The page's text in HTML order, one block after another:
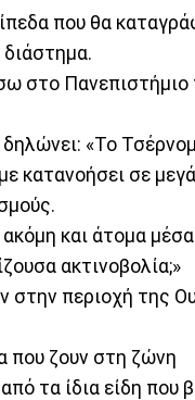
που θα
στο
«Το
κατανοήσει σε
και άτομα
ακτινοβολία;»
στην περιοχή της
που ζουν στη ζώνη
τα ίδια είδη που